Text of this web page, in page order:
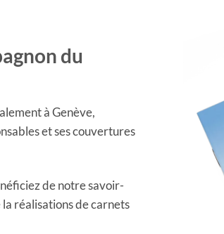
du
à Genève,
et ses couvertures
de notre savoir-
réalisations de carnets